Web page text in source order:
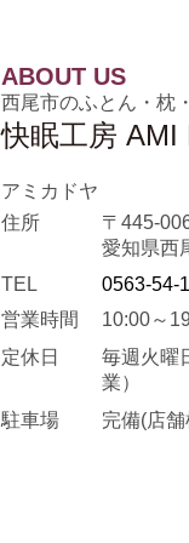
ABOUT US
西尾市のふとん・枕
快眠工房 AMI
アミカドヤ
住所
〒445-
愛知県西
TEL
0563-54-
営業時間
10:00～
定休日
毎週火曜
業）
駐車場
完備(店